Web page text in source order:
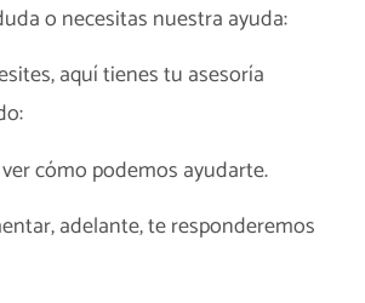
o necesitas nuestra ayuda:
aquí tienes tu asesoría
:
cómo podemos ayudarte.
adelante, te responderemos